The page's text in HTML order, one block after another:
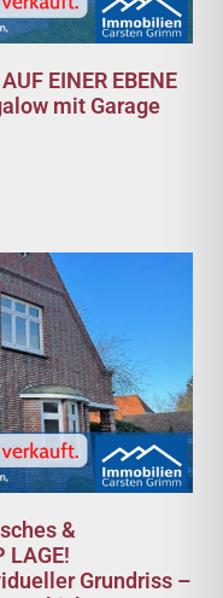
EINER EBENE
mit Garage
&
LAGE!
Grundriss –